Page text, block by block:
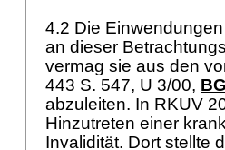
4.2 Die
an dieser
vermag sie aus den
443 S. 547, U 3/00,
abzuleiten. In RKUV
Hinzutreten einer
Invalidität. Dort stellte